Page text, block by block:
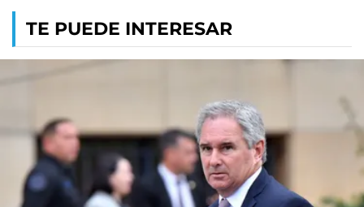
TE PUEDE INTERESAR